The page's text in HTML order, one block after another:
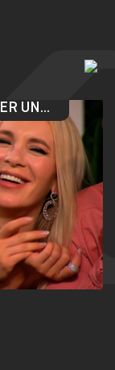
DATING OHNE GRENZEN – AUF IMMER UND EWIG?